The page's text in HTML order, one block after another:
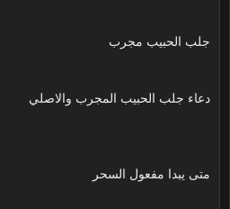
جلب الحبيب مجرب
دعاء جلب الحبيب المجرب والاصلي
متى يبدا مفعول السحر